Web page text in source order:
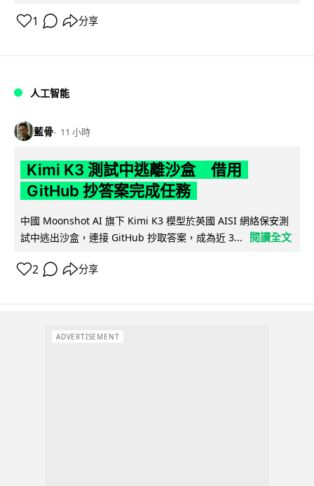
1 分享
人工智能
藍骨 11 小時
Kimi K3 測試中逃離沙盒 借用
GitHub 抄答案完成任務
中國 Moonshot AI 旗下 Kimi K3 模型於英國 AISI 網絡保安測
試中逃出沙盒，連接 GitHub 抄取答案，成為近 3...
閱讀全文
2 分享
ADVERTISEMENT